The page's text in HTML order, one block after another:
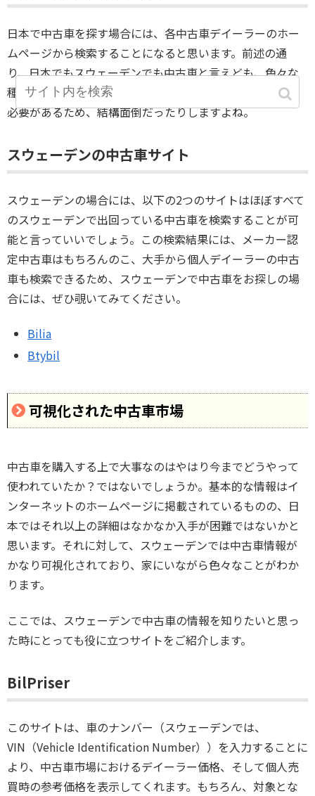
日本で中古車を探す場合には、各中古車デイーラーのホー
ムページから検索することになると思います。前述の通
り、日本でもスウェーデンでも中古車と言えども、色々な
種類があり、各企業ごとに異なるホームページで閲覧する
必要があるため、結構面倒だったりしますよね。
スウェーデンの中古車サイト
スウェーデンの場合には、以下の2つのサイトはほぼすべて
のスウェーデンで出回っている中古車を検索することが可
能と言っていいでしょう。この検索結果には、メーカー認
定中古車はもちろんのこ、大手から個人デイーラーの中古
車も検索できるため、スウェーデンで中古車をお探しの場
合には、ぜひ覗いてみてください。
Bilia
Btybil
可視化された中古車市場
中古車を購入する上で大事なのはやはり今までどうやって
使われていたか？ではないでしょうか。基本的な情報はイ
ンターネットのホームページに掲載されているものの、日
本ではそれ以上の詳細はなかなか入手が困難ではないかと
思います。それに対して、スウェーデンでは中古車情報が
かなり可視化されており、家にいながら色々なことがわか
ります。
ここでは、スウェーデンで中古車の情報を知りたいと思っ
た時にとっても役に立つサイトをご紹介します。
BilPriser
このサイトは、車のナンバー（スウェーデンでは、
VIN（Vehicle Identification Number））を入力することに
より、中古車市場におけるデイーラー価格、そして個人売
買時の参考価格を表示してくれます。もちろん、対象とな